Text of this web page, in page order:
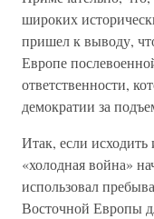
широких
пришел к выводу,
Европе
ответственности,
демократии за
Итак, если
«холодная война»
использовал
Восточной Европы